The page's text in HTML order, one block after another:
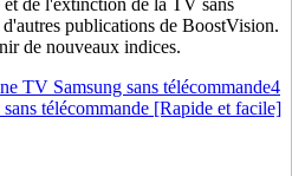
de l'extinction de la TV sans
publications de BoostVision.
de nouveaux indices.
TV Samsung sans télécommande4
télécommande [Rapide et facile]